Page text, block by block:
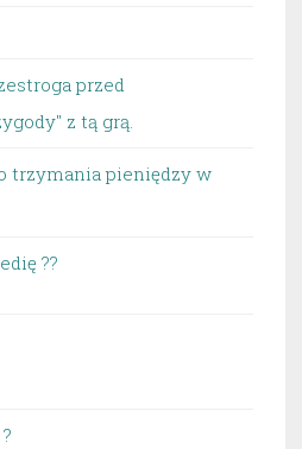
przed
z tą grą.
trzymania pieniędzy w
??